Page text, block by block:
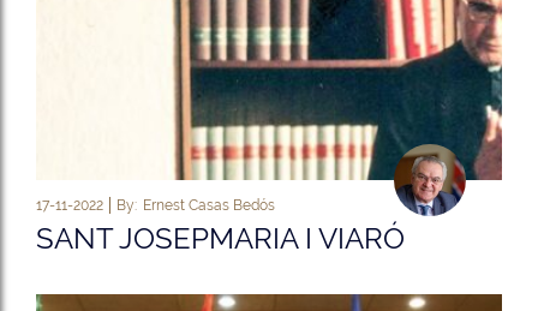
17-11-2022 By: Ernest Casas Bedós
SANT JOSEPMARIA I VIARÓ